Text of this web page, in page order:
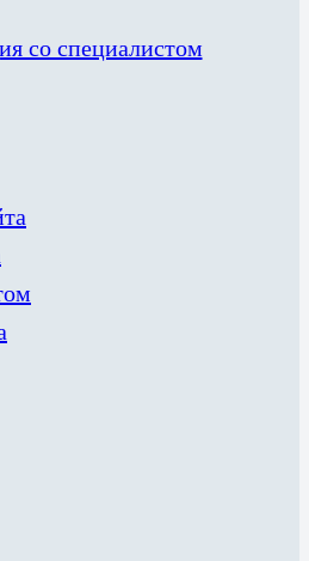
со специалистом